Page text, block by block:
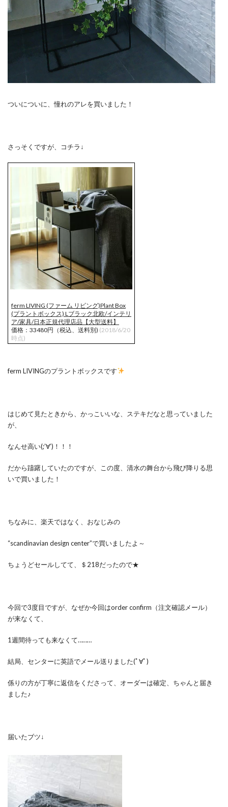
ついについに、憧れのアレを買いました！
さっそくですが、コチラ↓
ferm LIVING (ファーム リビング)Plant Box
(プラントボックス) Lブラック北欧/インテリ
ア/家具/日本正規代理店品【大型送料】
価格：33480円（税込、送料別) (2018/6/20
時点)
ferm LIVINGのプラントボックスです
はじめて見たときから、かっこいいな、ステキだなと思っていました
が、
なんせ高い(;’∀’)！！！
だから躊躇していたのですが、この度、清水の舞台から飛び降りる思
いで買いました！
ちなみに、楽天ではなく、おなじみの
“scandinavian design center”で買いましたよ～
ちょうどセールしてて、＄218だったので★
今回で3度目ですが、なぜか今回はorder confirm（注文確認メール）
が来なくて、
1週間待っても来なくて………
結局、センターに英語でメール送りました(ﾟ∀ﾟ)
係りの方が丁寧に返信をくださって、オーダーは確定、ちゃんと届き
ました♪
届いたブツ↓